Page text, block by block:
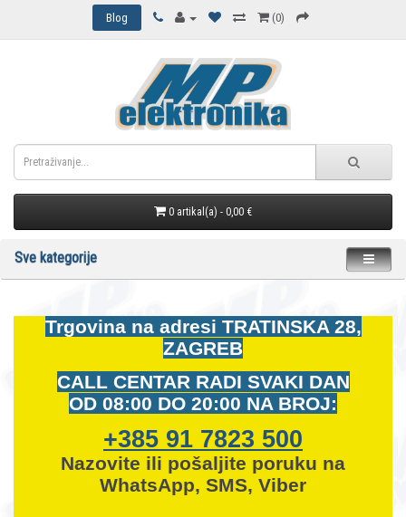
Blog (0)
0 artikal(a) - 0,00 €
Sve kategorije
Trgovina na adresi TRATINSKA 28,
ZAGREB
CALL CENTAR RADI SVAKI DAN
OD 08:00 DO 20:00 NA BROJ:
+385 91 7823 500
Nazovite ili pošaljite poruku na
WhatsApp, SMS, Viber